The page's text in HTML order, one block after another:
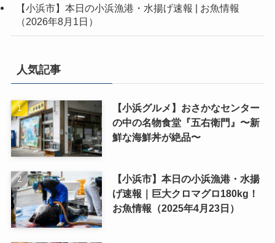
【小浜市】本日の小浜漁港・水揚げ速報 | お魚情報
（2026年8月1日）
人気記事
【小浜グルメ】おさかなセンター
の中の名物食堂『五右衛門』〜新
鮮な海鮮丼が絶品〜
【小浜市】本日の小浜漁港・水揚
げ速報｜巨大クロマグロ180kg！
お魚情報（2025年4月23日）